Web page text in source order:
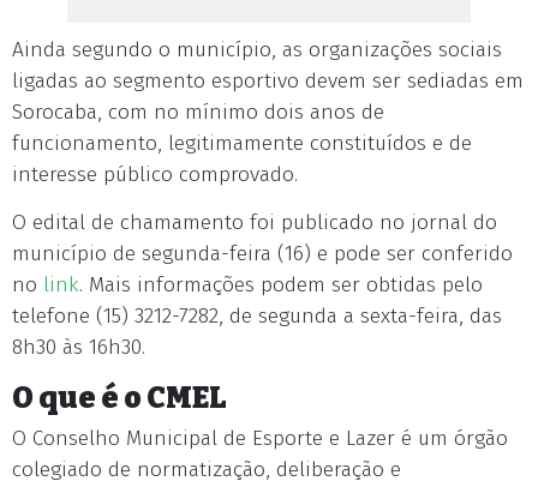
Ainda segundo o município, as organizações sociais
ligadas ao segmento esportivo devem ser sediadas em
Sorocaba, com no mínimo dois anos de
funcionamento, legitimamente constituídos e de
interesse público comprovado.
O edital de chamamento foi publicado no jornal do
município de segunda-feira (16) e pode ser conferido
no link. Mais informações podem ser obtidas pelo
telefone (15) 3212-7282, de segunda a sexta-feira, das
8h30 às 16h30.
O que é o CMEL
O Conselho Municipal de Esporte e Lazer é um órgão
colegiado de normatização, deliberação e